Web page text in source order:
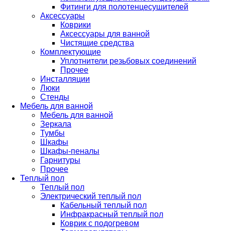
Фитинги для полотенцесушителей
Аксессуары
Коврики
Аксессуары для ванной
Чистящие средства
Комплектующие
Уплотнители резьбовых соединений
Прочее
Инсталляции
Люки
Стенды
Мебель для ванной
Мебель для ванной
Зеркала
Тумбы
Шкафы
Шкафы-пеналы
Гарнитуры
Прочее
Теплый пол
Теплый пол
Электрический теплый пол
Кабельный теплый пол
Инфракрасный теплый пол
Коврик с подогревом